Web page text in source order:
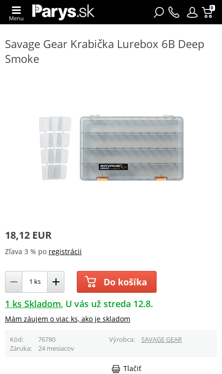
0
Menu
Savage Gear Krabička Lurebox 6B Deep
Smoke
18,12 EUR
Zľava 3 % po registrácii
Do košíka
1 ks Skladom U vás už streda 12.8.
Mám záujem o viac ks, ako je skladom
Kód 76780 Výrobca
SAVAGE GEAR
Záruka
24 mesiacov
Tlačiť